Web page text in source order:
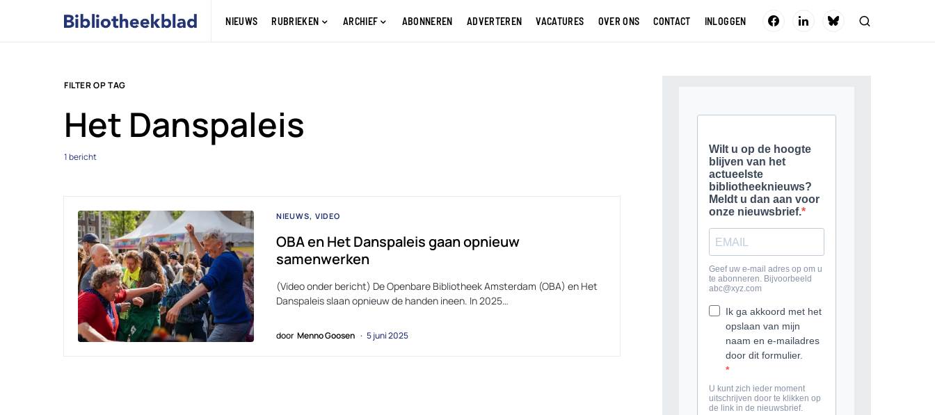
NIEUWS RUBRIEKEN ARCHIEF ABONNEREN ADVERTEREN VACATURES OVER ONS CONTACT INLOGGEN
FILTER OP TAG
Het Danspaleis
1 bericht
NIEUWS VIDEO
OBA en Het Danspaleis gaan opnieuw
samenwerken
(Video onder bericht) De Openbare Bibliotheek Amsterdam (OBA) en Het
Danspaleis slaan opnieuw de handen ineen. In 2025…
door Menno Goosen 5 juni 2025